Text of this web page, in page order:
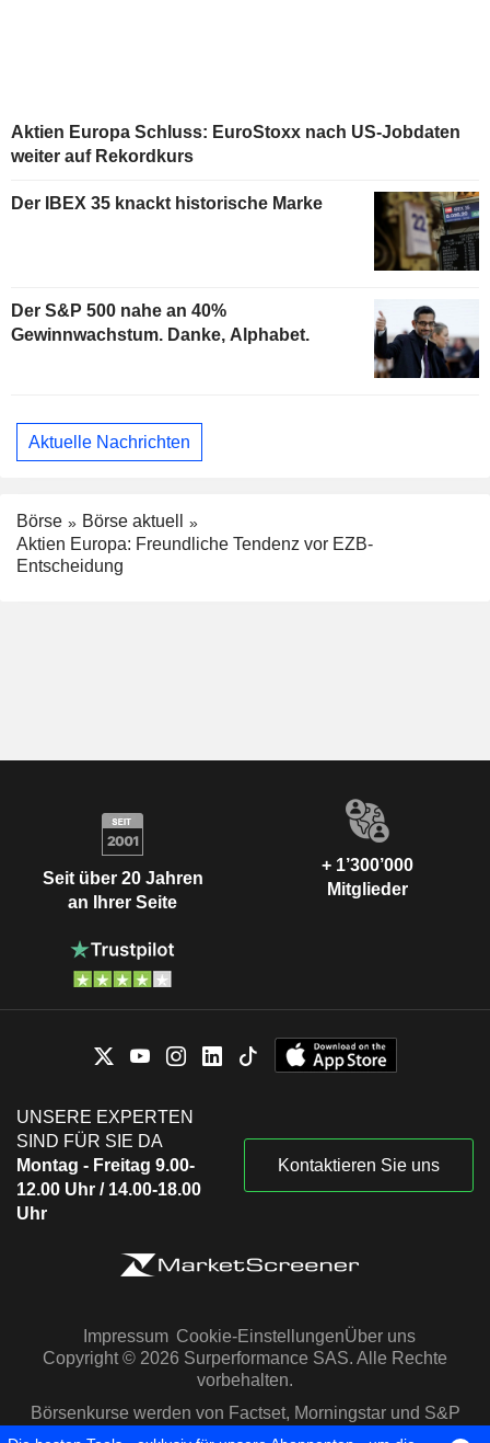
Aktien Europa Schluss: EuroStoxx nach US-Jobdaten
weiter auf Rekordkurs
Der IBEX 35 knackt historische Marke
Der S&P 500 nahe an 40%
Gewinnwachstum. Danke, Alphabet.
Aktuelle Nachrichten
Börse
Börse aktuell
Aktien Europa: Freundliche Tendenz vor EZB-
Entscheidung
Seit über 20 Jahren
an Ihrer Seite
+ 1’300’000
Mitglieder
UNSERE EXPERTEN
SIND FÜR SIE DA
Montag - Freitag 9.00-
12.00 Uhr / 14.00-18.00
Uhr
Kontaktieren Sie uns
Impressum Cookie-EinstellungenÜber uns
Copyright © 2026 Surperformance SAS. Alle Rechte
vorbehalten.
Börsenkurse werden von Factset, Morningstar und S&P
Capital IQ zur Verfügung gestellt